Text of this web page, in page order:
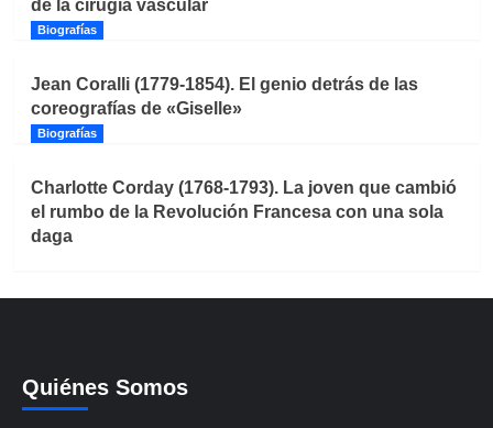
de la cirugía vascular
Biografías
Jean Coralli (1779-1854). El genio detrás de las
coreografías de «Giselle»
Biografías
Charlotte Corday (1768-1793). La joven que cambió
el rumbo de la Revolución Francesa con una sola
daga
Quiénes Somos